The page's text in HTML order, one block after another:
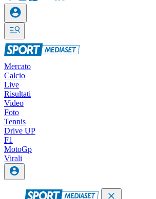
Mercato
Calcio
Live
Risultati
Video
Foto
Tennis
Drive UP
F1
MotoGp
Virali